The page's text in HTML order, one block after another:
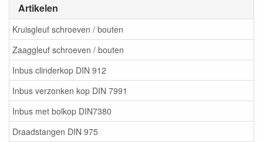
Artikelen
Kruisgleuf schroeven / bouten
Zaaggleuf schroeven / bouten
Inbus clinderkop DIN 912
Inbus verzonken kop DIN 7991
Inbus met bolkop DIN7380
Draadstangen DIN 975